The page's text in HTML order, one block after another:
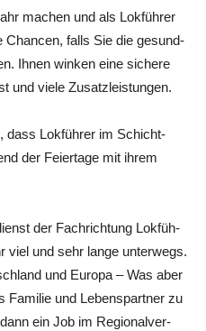
machen und als Lok­füh­rer
Chan­cen, falls Sie die gesund­
Ihnen win­ken eine siche­re
und vie­le Zusatzleistungen.
dass Lok­füh­rer im Schicht­
der Fei­er­ta­ge mit ihrem
der Fach­rich­tung Lok­füh­
viel und sehr lan­ge unter­wegs.
und Euro­pa – Was aber
Fami­lie und Lebens­part­ner zu
ein Job im Regio­nal­ver­